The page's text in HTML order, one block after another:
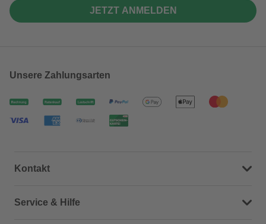
JETZT ANMELDEN
Unsere Zahlungsarten
Kontakt
Dein Kontakt zu uns
Service & Hilfe